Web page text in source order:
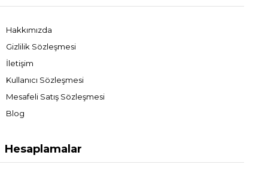
Hakkımızda
Gizlilik Sözleşmesi
İletişim
Kullanıcı Sözleşmesi
Mesafeli Satış Sözleşmesi
Blog
Hesaplamalar